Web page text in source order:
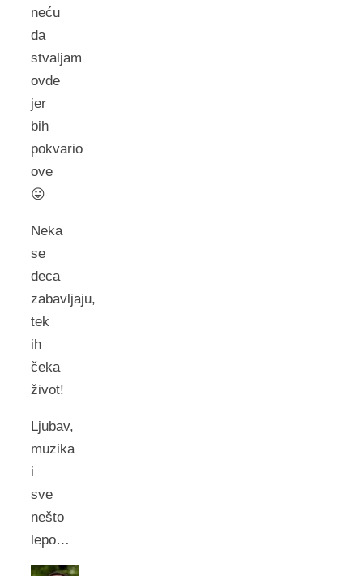
neću
da
stvaljam
ovde
jer
bih
pokvario
ove
😛
Neka
se
deca
zabavljaju,
tek
ih
čeka
život!
Ljubav,
muzika
i
sve
nešto
lepo…